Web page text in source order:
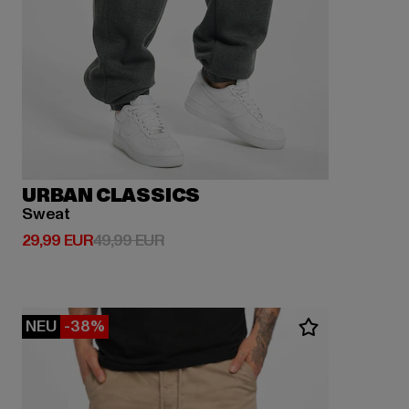
URBAN CLASSICS
Sweat
29,99 EUR
Derzeitiger Preis: 29,99 EUR
49,99 EURAktionspreis: 49,99 EUR
NEU -38%